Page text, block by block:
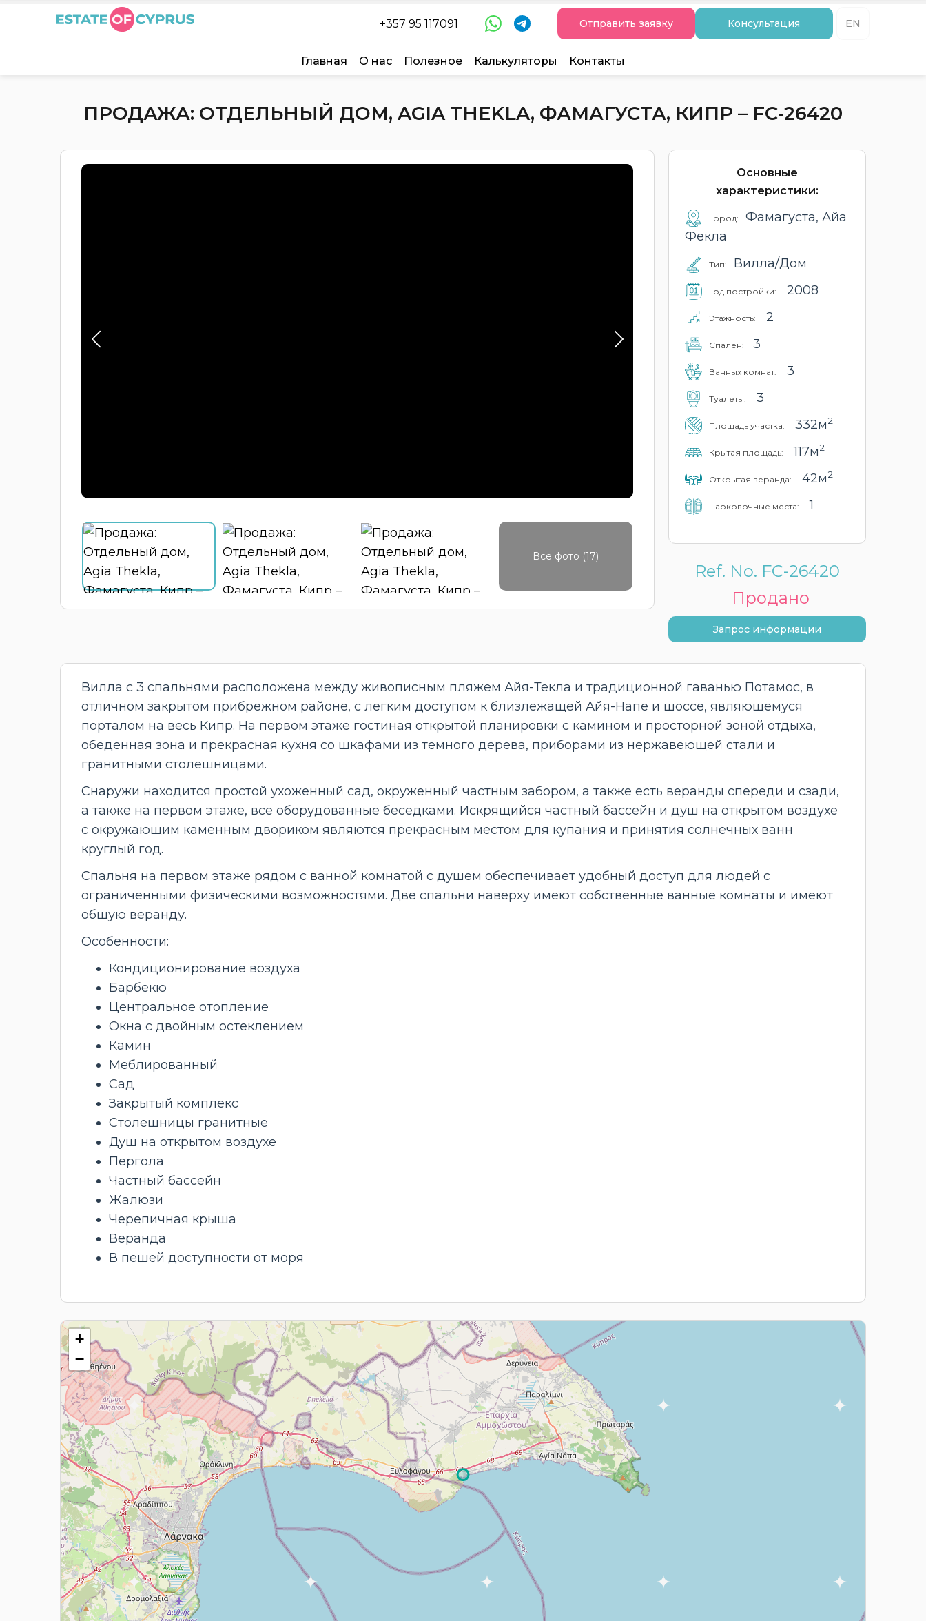
+357 95 117091 Отправить заявку Консультация EN
Главная О нас Полезное Калькуляторы Контакты
ПРОДАЖА: ОТДЕЛЬНЫЙ ДОМ, AGIA THEKLA, ФАМАГУСТА, КИПР – FC-26420
Все фото (17)
Основные
характеристики:
Город:
Фамагуста, Айа
Фекла
Тип: Вилла/Дом
Год постройки: 2008
Этажность: 2
Cпален: 3
Ванных комнат: 3
Туалеты: 3
Площадь участка: 332м2
Крытая площадь: 117м2
Открытая веранда: 42м2
Парковочные места: 1
Ref. No. FC-26420
Продано
Запрос информации
Вилла с 3 спальнями расположена между живописным пляжем Айя-Текла и традиционной гаванью Потамос, в
отличном закрытом прибрежном районе, с легким доступом к близлежащей Айя-Напе и шоссе, являющемуся
порталом на весь Кипр. На первом этаже гостиная открытой планировки с камином и просторной зоной отдыха,
обеденная зона и прекрасная кухня со шкафами из темного дерева, приборами из нержавеющей стали и
гранитными столешницами.
Снаружи находится простой ухоженный сад, окруженный частным забором, а также есть веранды спереди и сзади,
а также на первом этаже, все оборудованные беседками. Искрящийся частный бассейн и душ на открытом воздухе
с окружающим каменным двориком являются прекрасным местом для купания и принятия солнечных ванн
круглый год.
Спальня на первом этаже рядом с ванной комнатой с душем обеспечивает удобный доступ для людей с
ограниченными физическими возможностями. Две спальни наверху имеют собственные ванные комнаты и имеют
общую веранду.
Особенности:
Кондиционирование воздуха
Барбекю
Центральное отопление
Окна с двойным остеклением
Камин
Меблированный
Сад
Закрытый комплекс
Столешницы гранитные
Душ на открытом воздухе
Пергола
Частный бассейн
Жалюзи
Черепичная крыша
Веранда
В пешей доступности от моря
+
−